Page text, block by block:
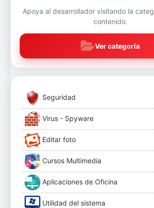
Apoya al desarrollador visitando la
contenido.
Ver categoría
Seguridad
Virus - Spyware
Editar foto
Cursos Multimedia
Aplicaciones de Oficina
Utilidad del sistema